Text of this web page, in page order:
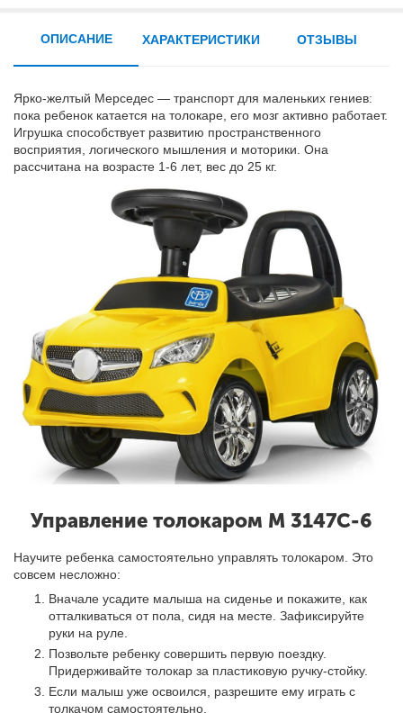
ОПИСАНИЕ
Ярко-желтый Мерседес — транспорт для маленьких гениев:
пока ребенок катается на толокаре, его мозг активно работает.
Игрушка способствует развитию пространственного
восприятия, логического мышления и моторики. Она
рассчитана на возрасте 1-6 лет, вес до 25 кг.
Управление толокаром M 3147C-6
Научите ребенка самостоятельно управлять толокаром
Это
совсем несложно:
Вначале усадите малыша на сиденье и покажите, как
отталкиваться от пола, сидя на месте. Зафиксируйте
руки на руле.
Позвольте ребенку совершить первую поездку.
Придерживайте толокар за пластиковую ручку-стойку.
Если малыш уже освоился, разрешите ему играть с
толкачом самостоятельно.
ХАРАКТЕРИСТИКИ ОТЗЫВЫ